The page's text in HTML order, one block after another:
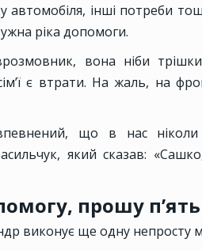
автомобіля, інші потреби
ріка допомоги.
вона ніби
є втрати. На жаль, на
що в нас
який сказав:
прошу
виконує ще одну непросту